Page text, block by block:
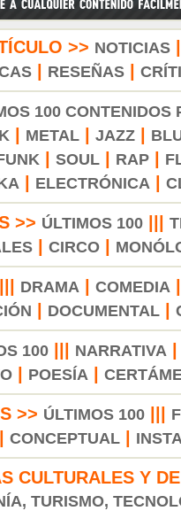
>> NOTICIAS
| RESEÑAS|
100 CONTENIDOS
METAL| JAZZ|
SOUL| RAP|
ELECTRÓNICA
>> ÚLTIMOS 100
CIRCO
DRAMA COMEDIA
DOCUMENTAL|
100 NARRATIVA
| POESÍA
>> ÚLTIMOS 100|||
CONCEPTUAL
CULTURALES Y
TURISMO,